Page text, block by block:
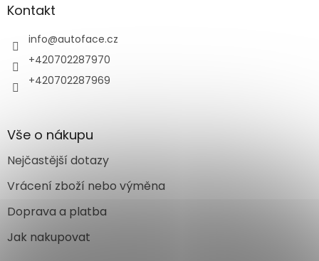
Kontakt
info@autoface.cz
+420702287970
+420702287969
Vše o nákupu
Nejčastější dotazy
Vrácení zboží nebo výměna
Doprava a platba
Jak nakupovat